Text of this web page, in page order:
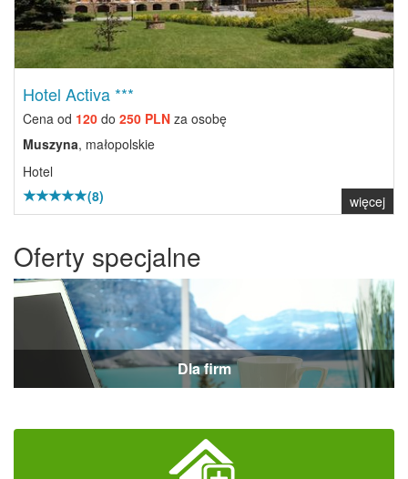
Hotel Activa ***
Cena od 120 do 250 PLN za osobę
Muszyna, małopolskie
Hotel
(8)
więcej
Oferty specjalne
Dla firm